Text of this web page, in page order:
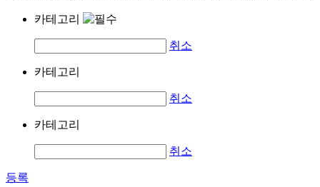
카테고리
취소
카테고리
취소
카테고리
취소
등록